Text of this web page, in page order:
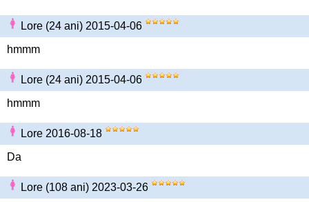
Lore (24 ani) 2015-04-06
hmmm
Lore (24 ani) 2015-04-06
hmmm
Lore 2016-08-18
Da
Lore (108 ani) 2023-03-26